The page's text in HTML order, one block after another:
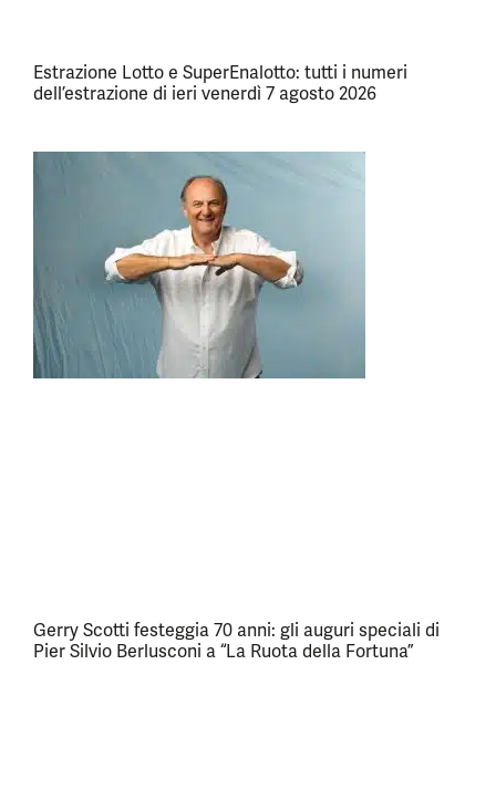
Estrazione Lotto e SuperEnalotto: tutti i numeri
dell’estrazione di ieri venerdì 7 agosto 2026
Gerry Scotti festeggia 70 anni: gli auguri speciali di
Pier Silvio Berlusconi a “La Ruota della Fortuna”